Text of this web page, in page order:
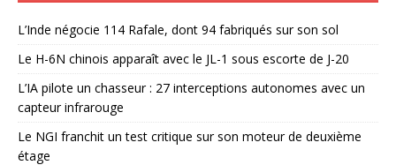
L’Inde négocie 114 Rafale, dont 94 fabriqués sur son sol
Le H-6N chinois apparaît avec le JL-1 sous escorte de J-20
L’IA pilote un chasseur : 27 interceptions autonomes avec un
capteur infrarouge
Le NGI franchit un test critique sur son moteur de deuxième
étage